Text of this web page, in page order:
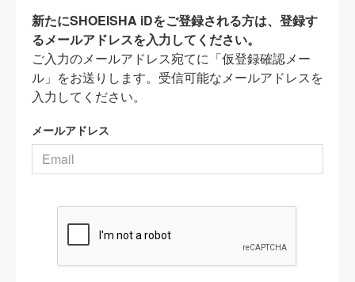
新たにSHOEISHA iDをご登録される方は、登録す
るメールアドレスを入力してください。
ご入力のメールアドレス宛てに「仮登録確認メー
ル」をお送りします。受信可能なメールアドレスを
入力してください。
メールアドレス